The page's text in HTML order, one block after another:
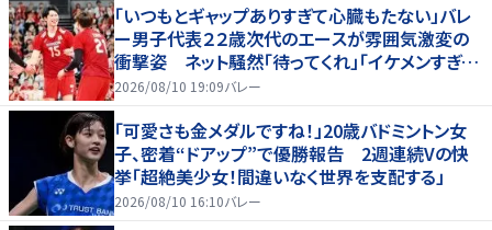
「いつもとギャップありすぎて心臓もたない」バレ
ー男子代表２２歳次代のエースが雰囲気激変の
衝撃姿 ネット騒然「待ってくれ」「イケメンすぎる
から話はいってこない」
2026/08/10 19:09バレー
「可愛さも金メダルですね！」20歳バドミントン女
子、密着“ドアップ”で優勝報告 2週連続Vの快
挙「超絶美少女！間違いなく世界を支配する」
2026/08/10 16:10バレー